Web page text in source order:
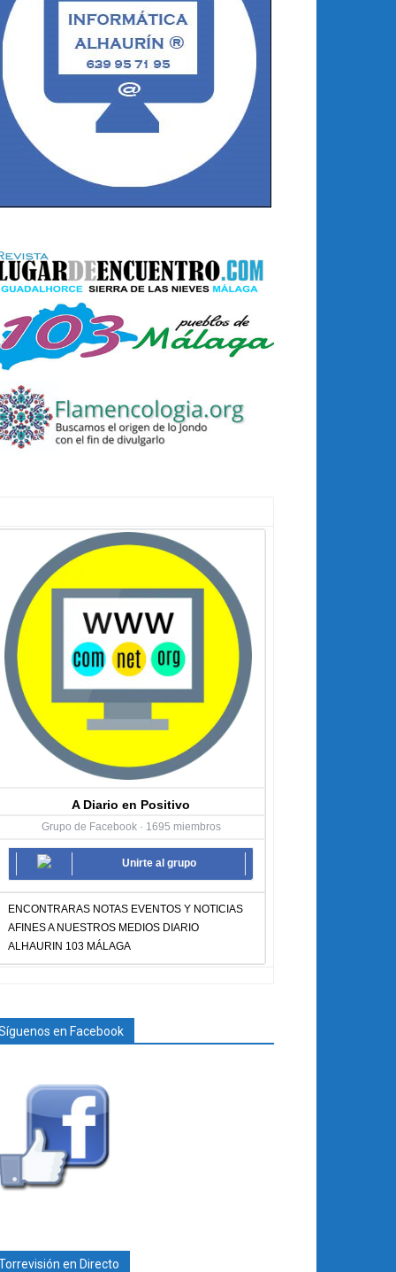
A Diario en Positivo
Grupo de Facebook · 1695 miembros
Unirte al grupo
ENCONTRARAS NOTAS EVENTOS Y NOTICIAS
AFINES A NUESTROS MEDIOS DIARIO
ALHAURIN 103 MÁLAGA
en Facebook
en Directo